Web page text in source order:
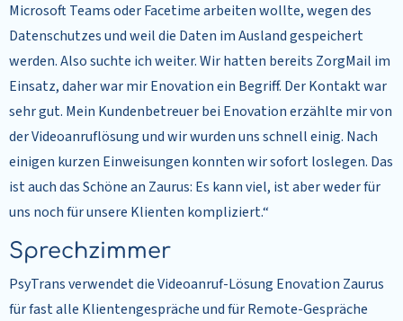
Microsoft Teams oder Facetime arbeiten wollte, wegen des
Datenschutzes und weil die Daten im Ausland gespeichert
werden. Also suchte ich weiter. Wir hatten bereits ZorgMail im
Einsatz, daher war mir Enovation ein Begriff. Der Kontakt war
sehr gut. Mein Kundenbetreuer bei Enovation erzählte mir von
der Videoanruflösung und wir wurden uns schnell einig. Nach
einigen kurzen Einweisungen konnten wir sofort loslegen. Das
ist auch das Schöne an Zaurus: Es kann viel, ist aber weder für
uns noch für unsere Klienten kompliziert.“
Sprechzimmer
PsyTrans verwendet die Videoanruf-Lösung Enovation Zaurus
für fast alle Klientengespräche und für Remote-Gespräche